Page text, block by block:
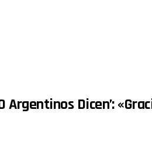
Argentinos Dicen’: